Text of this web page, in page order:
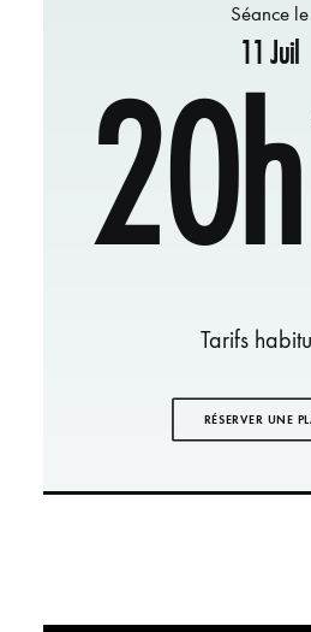
Séance le
11 Juil
Tarifs
RÉSERVER UNE